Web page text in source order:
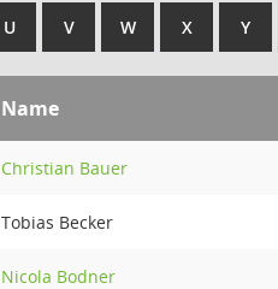
U V W X Y
Name
Christian Bauer
Tobias Becker
Nicola Bodner